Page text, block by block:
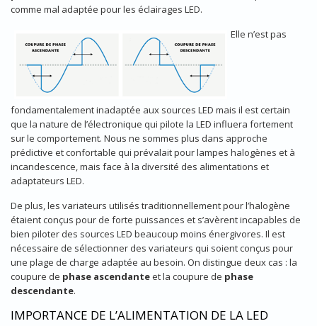
comme mal adaptée pour les éclairages LED.
​Elle n’est pas
fondamentalement inadaptée aux sources LED mais il est certain
que la nature de l’électronique qui pilote la LED influera fortement
sur le comportement. Nous ne sommes plus dans approche
prédictive et confortable qui prévalait pour lampes halogènes et à
incandescence, mais face à la diversité des alimentations et
adaptateurs LED.
De plus, les variateurs utilisés traditionnellement pour l’halogène
étaient conçus pour de forte puissances et s’avèrent incapables de
bien piloter des sources LED beaucoup moins énergivores. Il est
nécessaire de sélectionner des variateurs qui soient conçus pour
une plage de charge adaptée au besoin. On distingue deux cas : la
coupure de phase ascendanteet la coupure de phase
descendante.
IMPORTANCE DE L’ALIMENTATION DE LA LED